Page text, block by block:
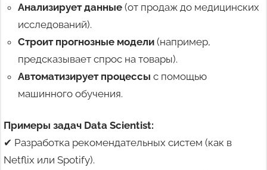
Анализирует данные (от продаж до медицинских
исследований).
Строит прогнозные модели (например,
предсказывает спрос на товары).
Автоматизирует процессы с помощью
машинного обучения.
Примеры задач Data Scientist:
✔ Разработка рекомендательных систем (как в
Netflix или Spotify).